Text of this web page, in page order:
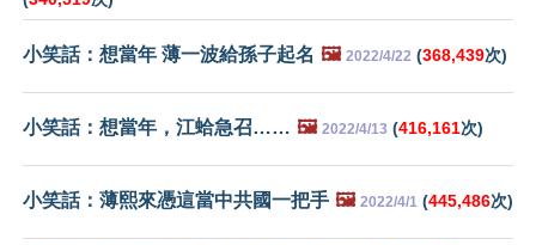
小笑話：想當年 薄一波給孫子起名 🖼️ 2022/4/22 (368,439次)
小笑話：想當年，江蛤急召…… 🖼️ 2022/4/13 (416,161次)
小笑話：薄熙來憑這當中共國一把手 🖼️ 2022/4/1 (445,486次)